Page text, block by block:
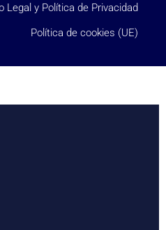
Legal y Política de Privacidad
Política de cookies (UE)